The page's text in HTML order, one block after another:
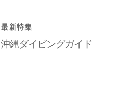
最新特集
沖縄ダイビングガイド